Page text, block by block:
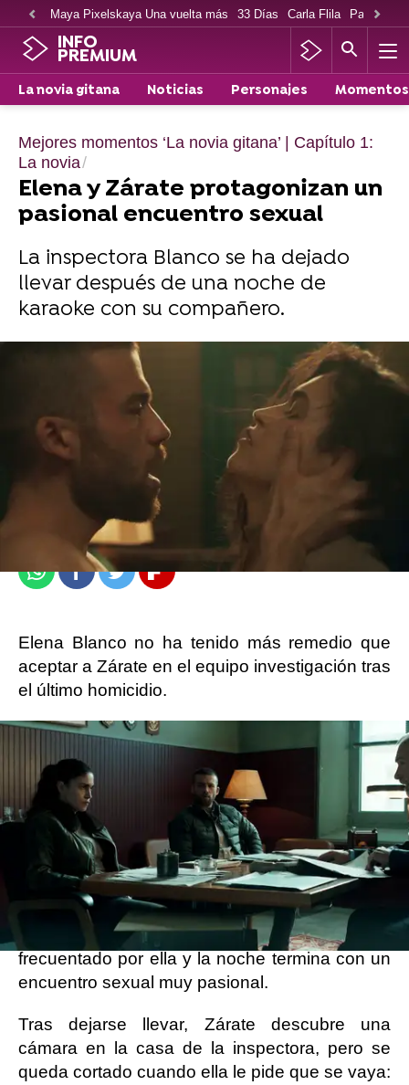
Maya Pixelskaya Una vuelta más 33 Días Carla Flila Paco
INFO
PREMIUM
La novia gitana Noticias Personajes Momentos
Mejores momentos ‘La novia gitana’ | Capítulo 1:
La novia
Elena y Zárate protagonizan un
pasional encuentro sexual
La inspectora Blanco se ha dejado
llevar después de una noche de
karaoke con su compañero.
28 de septiembre de 2022, 23:35
WhatsappFacebook
TwitterFlipboard
Elena Blanco no ha tenido más remedio que
aceptar a Zárate en el equipo investigación tras
el último homicidio.
Rentero les ha pedido que trabajen juntos y
Ángel se ha unido a la BAC para intentar
esclarecer lo ocurrido con Lara Macaya.
Todo apunta a que un inocente está en la
cárcel, ya que se asemeja mucho al caso de
Lara Macaya.
Tras una jornada intensa de trabajo, Blanco
lleva a su compañero a un karaoke, un lugar
frecuentado por ella y la noche termina con un
encuentro sexual muy pasional.
Tras dejarse llevar, Zárate descubre una
cámara en la casa de la inspectora, pero se
queda cortado cuando ella le pide que se vaya: